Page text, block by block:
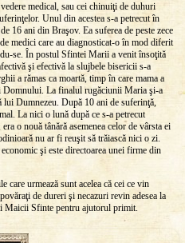
medical, sau cei chinuiţi de duhuri
Unul din acestea s-a petrecut în
16 ani din Braşov. Ea suferea de peste zece
medici care au diagnosticat-o în mod diferit
se. În postul Sfintei Marii a venit însoţită
şi efectivă la slujbele bisericii s-a
a rămas ca moartă, timp în care mama a
Domnului. La finalul rugăciunii Maria şi-a
lui Dumnezeu. După 10 ani de suferinţă,
La nici o lună după ce s-a petrecut
o nouă tânără asemenea celor de vârsta ei
nu ar fi reuşit să trăiască nici o zi.
şi este directoarea unei firme din
urmează sunt acelea că cei ce vin
de dureri şi necazuri revin adesea la
Maicii Sfinte pentru ajutorul primit.